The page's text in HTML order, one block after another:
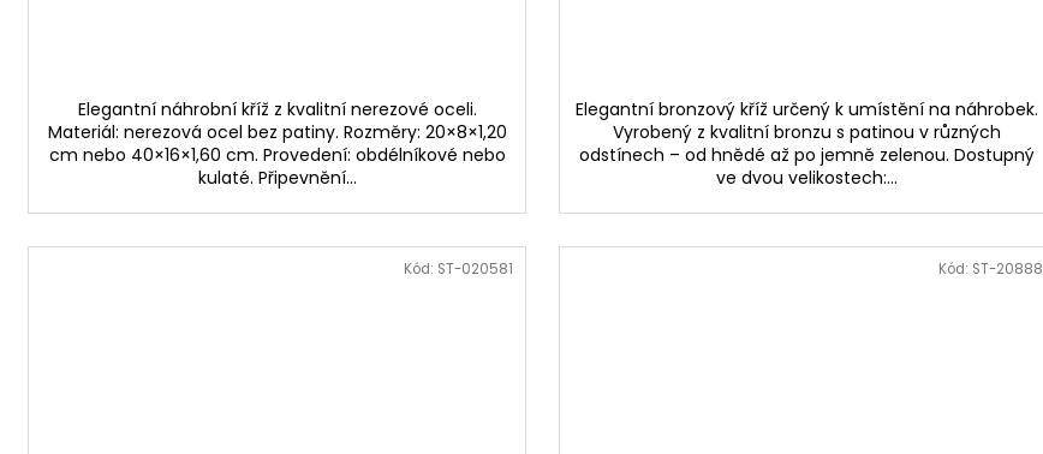
Elegantní náhrobní kříž z kvalitní nerezové oceli.
Materiál: nerezová ocel bez patiny. Rozměry: 20×8×1,20
cm nebo 40×16×1,60 cm. Provedení: obdélníkové nebo
kulaté. Připevnění...
Elegantní bronzový kříž určený k umístění na náhrobek.
Vyrobený z kvalitní bronzu s patinou v různých
odstínech – od hnědé až po jemně zelenou. Dostupný
ve dvou velikostech:...
Kód: ST-020581 Kód: ST-20888